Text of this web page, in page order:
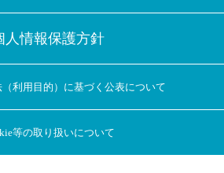
人情報保護方針
利用目的）に基づく公表について
等の取り扱いについて